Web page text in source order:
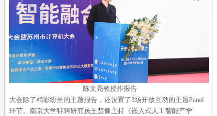
陈文亮教授作报告
大会除了精彩纷呈的主题报告，还设置了3场开放互动的主题Panel
环节。南京大学特聘研究员王楚豫主持《嵌入式人工智能产学